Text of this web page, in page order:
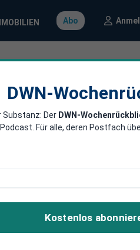
Abo
den
Geschichte der
wechselten.
Jetzt hat
DWN-
Substanz: Der DWN-
Für alle, deren Postfach
Kostenlos